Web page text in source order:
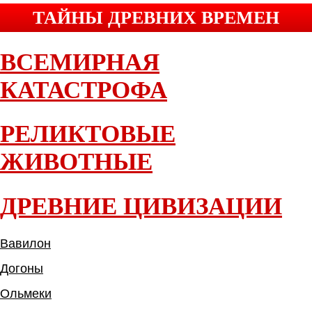
ТАЙНЫ ДРЕВНИХ ВРЕМЕН
ВСЕМИРНАЯ
КАТАСТРОФА
РЕЛИКТОВЫЕ
ЖИВОТНЫЕ
ДРЕВНИЕ ЦИВИЗАЦИИ
Вавилон
Догоны
Ольмеки